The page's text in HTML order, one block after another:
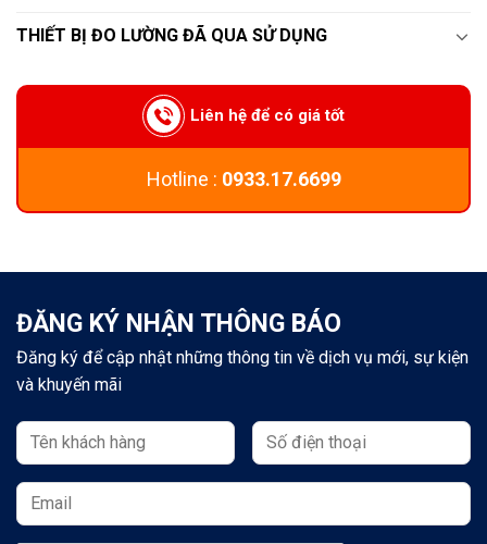
THIẾT BỊ ĐO LƯỜNG ĐÃ QUA SỬ DỤNG
Liên hệ để có giá tốt
Hotline : 0933.17.6699
ĐĂNG KÝ NHẬN THÔNG BÁO
Đăng ký để cập nhật những thông tin về dịch vụ mới, sự kiện
và khuyến mãi